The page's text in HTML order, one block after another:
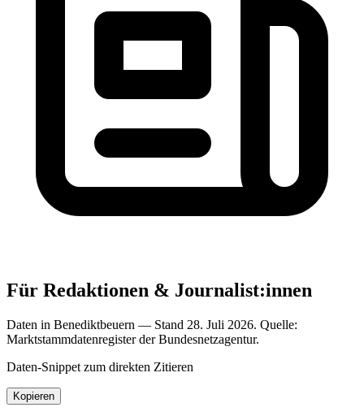
Für Redaktionen & Journalist:innen
Daten in Benediktbeuern — Stand 28. Juli 2026. Quelle:
Marktstammdatenregister der Bundesnetzagentur.
Daten-Snippet zum direkten Zitieren
Kopieren